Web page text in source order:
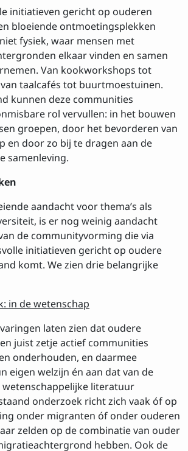
initiatieven gericht op ouderen
bloeiende ontmoetingsplekken
fysiek, waar mensen met
elkaar vinden en samen
Van kookworkshops tot
taalcafés tot buurtmoestuinen.
kunnen deze communities
rol vervullen: in het bouwen
groepen, door het bevorderen van
en door zo bij te dragen aan de
samenleving.
aandacht voor thema’s als
is er nog weinig aandacht
de communityvorming die via
initiatieven gericht op oudere
komt. We zien drie belangrijke
in de wetenschap
laten zien dat oudere
juist zetje actief communities
onderhouden, en daarmee
eigen welzijn én aan dat van de
literatuur
onderzoek richt zich vaak óf op
onder migranten óf onder ouderen
zelden op de combinatie van ouder
hebben. Ook de